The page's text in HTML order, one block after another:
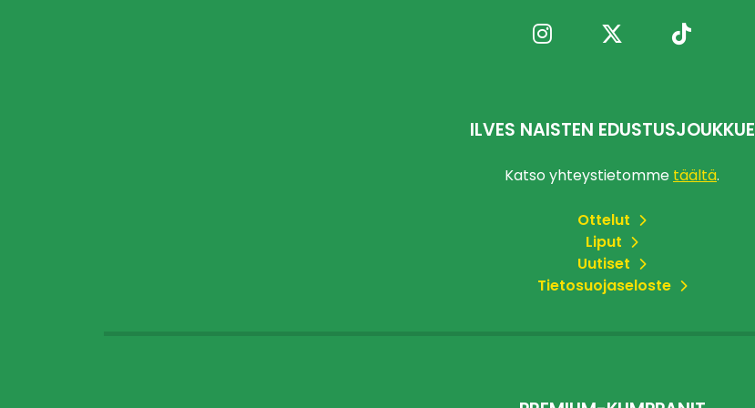
ILVES NAISTEN EDUSTUSJOUKKUE
Katso yhteystietomme täältä.
Ottelut
Liput
Uutiset
Tietosuojaseloste